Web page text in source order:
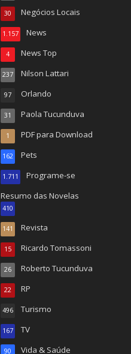
Negócios Locais
30
News
1.157
News Top
4
Nilson Lattari
237
Orlando
97
Paola Tucunduva
31
PDF para Download
1
Pets
162
Programe-se
1.711
Resumo das Novelas
410
Revista
141
Ricardo Tomassoni
15
Roberto Tucunduva
26
RP
22
Turismo
496
TV
167
Vida & Saúde
90